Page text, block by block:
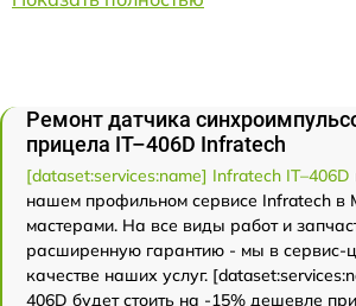
Ремонт датчика
прицела IT–406D Infratech
[dataset:services:name] Infratech IT–406D
нашем профильном сервисе Infratech в
мастерами. На все виды работ и
расширенную гарантию - мы в сервис-
качестве наших услуг.
406D будет стоить на -15% дешевле